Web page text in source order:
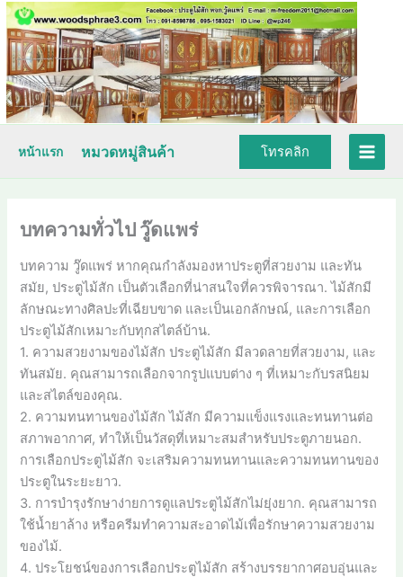
Skip
to
content
หน้าแรก หมวดหมู่สินค้า โทรคลิก
บทความทั่วไป วู๊ดแพร่
บทความ วู๊ดแพร่ หากคุณกำลังมองหาประตูที่สวยงาม และทัน
สมัย, ประตูไม้สัก เป็นตัวเลือกที่น่าสนใจที่ควรพิจารณา. ไม้สักมี
ลักษณะทางศิลปะที่เฉียบขาด และเป็นเอกลักษณ์, และการเลือก
ประตูไม้สักเหมาะกับทุกสไตล์บ้าน.
1. ความสวยงามของไม้สัก ประตูไม้สัก มีลวดลายที่สวยงาม, และ
ทันสมัย. คุณสามารถเลือกจากรูปแบบต่าง ๆ ที่เหมาะกับรสนิยม
และสไตล์ของคุณ.
2. ความทนทานของไม้สัก ไม้สัก มีความแข็งแรงและทนทานต่อ
สภาพอากาศ, ทำให้เป็นวัสดุที่เหมาะสมสำหรับประตูภายนอก.
การเลือกประตูไม้สัก จะเสริมความทนทานและความทนทานของ
ประตูในระยะยาว.
3. การบำรุงรักษาง่ายการดูแลประตูไม้สักไม่ยุ่งยาก. คุณสามารถ
ใช้น้ำยาล้าง หรือครีมทำความสะอาดไม้เพื่อรักษาความสวยงาม
ของไม้.
4. ประโยชน์ของการเลือกประตูไม้สัก สร้างบรรยากาศอบอุ่นและ